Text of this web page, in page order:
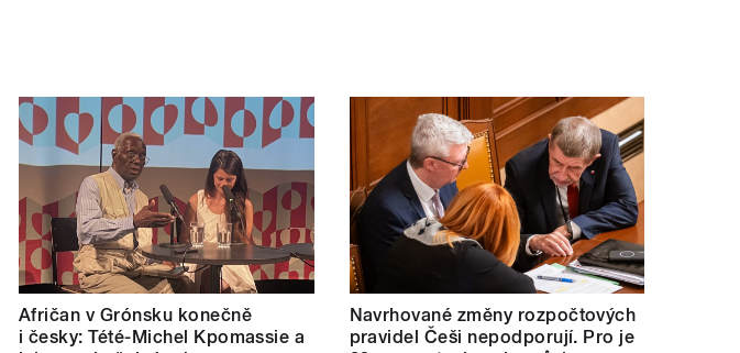
Afričan v Grónsku konečně
i česky: Tété-Michel Kpomassie a
Navrhované změny rozpočtových
pravidel Češi nepodporují. Pro je